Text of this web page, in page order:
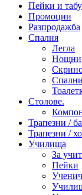
Пейки и
Промоции
Разпродажба
Спалня
Легла
Нощни
Столове.
Трапезни /
Трапезни /
Училища
За
Пейки